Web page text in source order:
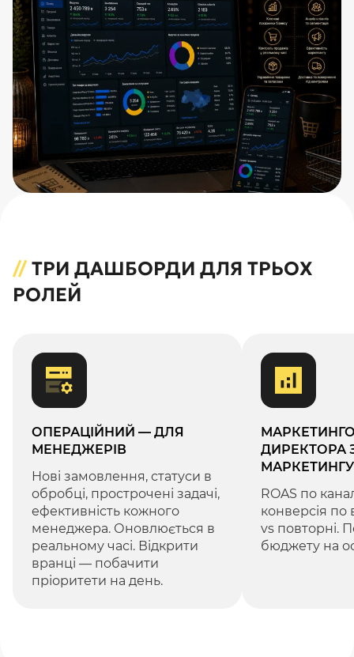
// ТРИ ДАШБОРДИ ДЛЯ ТРЬОХ
РОЛЕЙ
ОПЕРАЦІЙНИЙ — ДЛЯ
МЕНЕДЖЕРІВ
Нові замовлення, статуси в
обробці, прострочені задачі,
ефективність кожного
менеджера. Оновлюється в
реальному часі. Відкрити
вранці — побачити
пріоритети на день.
ДИРЕКТОРА
МАРКЕТИНГУ
ROAS по
конверсія по
vs повторні.
бюджету на